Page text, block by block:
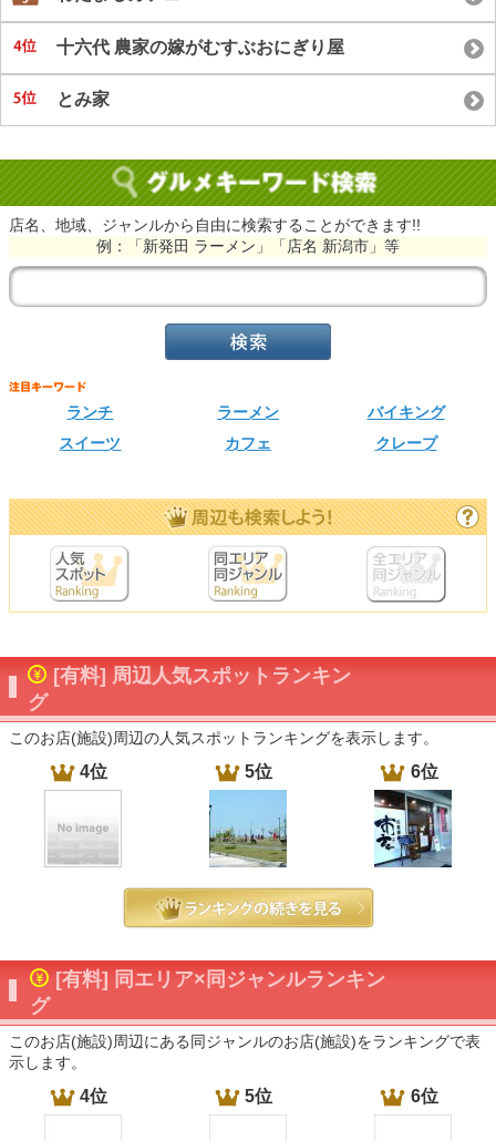
十六代 農家の嫁がむすぶおにぎり屋
とみ家
店名、地域、ジャンルから自由に検索することができます!!
例：「新発田 ラーメン」「店名 新潟市」等
ランチ ラーメン
バイキング
スイーツ
カフェ クレープ
[有料] 周辺人気スポットランキン
グ
このお店(施設)周辺の人気スポットランキングを表示します。
4位 5位 6位
[有料] 同エリア×同ジャンルランキン
グ
このお店(施設)周辺にある同ジャンルのお店(施設)をランキングで表
示します。
4位 5位 6位